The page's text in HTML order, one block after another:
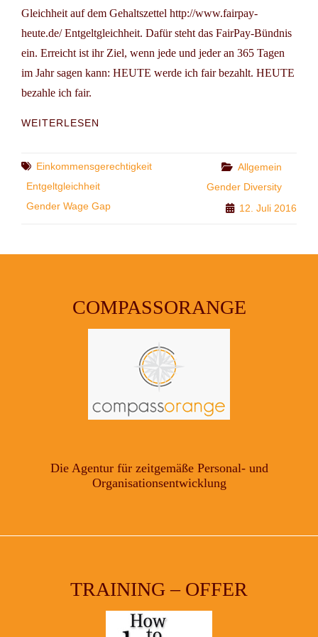
Gleichheit auf dem Gehaltszettel http://www.fairpay-
heute.de/ Entgeltgleichheit. Dafür steht das FairPay-Bündnis
ein. Erreicht ist ihr Ziel, wenn jede und jeder an 365 Tagen
im Jahr sagen kann: HEUTE werde ich fair bezahlt. HEUTE
bezahle ich fair.
WEITERLESEN
LOHNGERECHTIGKEITSGESETZ
Tags
Einkommensgerechtigkeit
Entgeltgleichheit
Gender Wage Gap
Categories
Allgemein
Gender Diversity
12. Juli 2016
COMPASSORANGE
Die Agentur für zeitgemäße Personal- und
Organisationsentwicklung
TRAINING – OFFER